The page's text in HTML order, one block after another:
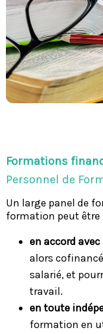
Formations
Personnel de
Un large panel de
formation peut être
en accord
alors
salarié, et
travail.
en toute
formation en